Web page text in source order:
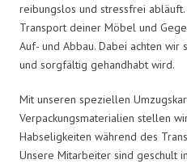
reibungslos und stressfrei
Transport deiner Möbel und
Auf- und Abbau. Dabei achten wir
und sorgfältig gehandhabt wird.
Mit unseren speziellen
Verpackungsmaterialien stellen
Habseligkeiten während des
Unsere Mitarbeiter sind geschult